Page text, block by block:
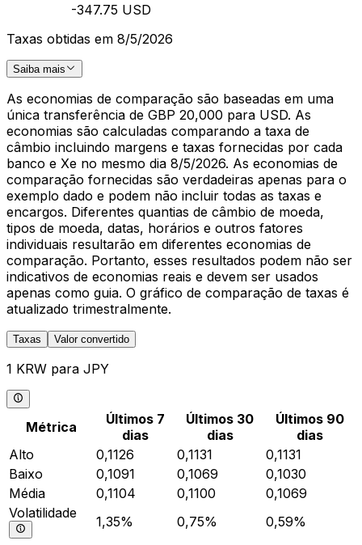
-347.75 USD
Taxas obtidas em 8/5/2026
Saiba mais
As economias de comparação são baseadas em uma
única transferência de GBP 20,000 para USD. As
economias são calculadas comparando a taxa de
câmbio incluindo margens e taxas fornecidas por cada
banco e Xe no mesmo dia 8/5/2026. As economias de
comparação fornecidas são verdadeiras apenas para o
exemplo dado e podem não incluir todas as taxas e
encargos. Diferentes quantias de câmbio de moeda,
tipos de moeda, datas, horários e outros fatores
individuais resultarão em diferentes economias de
comparação. Portanto, esses resultados podem não ser
indicativos de economias reais e devem ser usados
apenas como guia. O gráfico de comparação de taxas é
atualizado trimestralmente.
Taxas Valor convertido
1 KRW para JPY
Métrica
Últimos 7
dias
Últimos 30
dias
Últimos 90
dias
Alto
0,1126 0,1131
0,1131
Baixo
0,1091 0,1069
0,1030
Média
0,1104 0,1100
0,1069
Volatilidade
1,35% 0,75% 0,59%